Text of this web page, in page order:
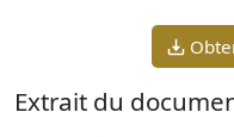
Extrait du